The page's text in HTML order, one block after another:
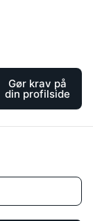
Gør krav på
din profilside